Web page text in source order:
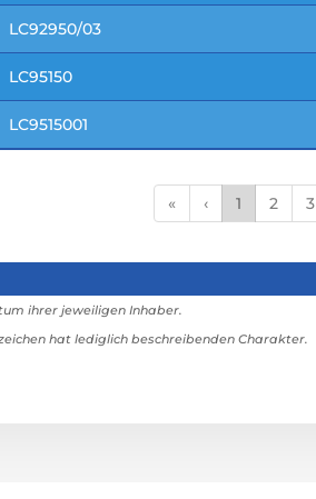
LC92950/03
LC95150
LC9515001
« ‹ 1 2 3
ihrer jeweiligen Inhaber.
hat lediglich beschreibenden Charakter.